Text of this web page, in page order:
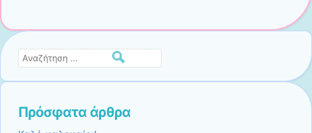
Αναζήτηση
Πρόσφατα άρθρα